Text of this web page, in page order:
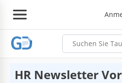
HR Newsletter